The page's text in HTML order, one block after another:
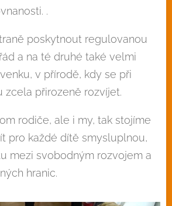
.
poskytnout regulovanou
a na té druhé také velmi
v přírodě, kdy se při
zcela přirozeně rozvíjet.
rodiče, ale i my, tak stojíme
pro každé dítě smysluplnou,
mezi svobodným rozvojem a
hranic.